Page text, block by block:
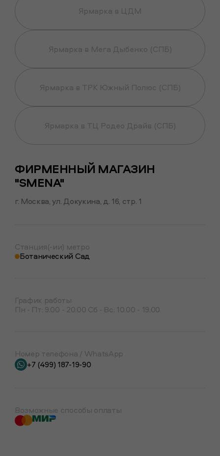
Ярмарка в ЦДМ
Ярмарка в Мега Дыбенко (СПБ)
Ярмарка в ТРК Южный Полюс (СПБ)
Ярмарка в ТЦ Родео Драйв (СПБ)
ФИРМЕННЫЙ МАГАЗИН
"SMENA"
г. Москва, ул. Докукина, д. 16, стр. 1
Станция(-ии) метро
Ботанический Сад
График работы
Пн - Пт: 9.00 - 20.00 Сб - Вс: 10.00 - 19.00
Номер телефона / WhatsApp
+7 (499) 187-19-90
Возможные способы оплаты